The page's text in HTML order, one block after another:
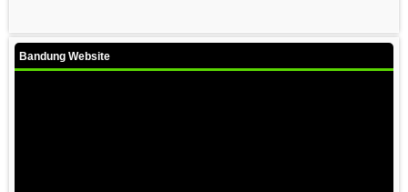
Bandung Website